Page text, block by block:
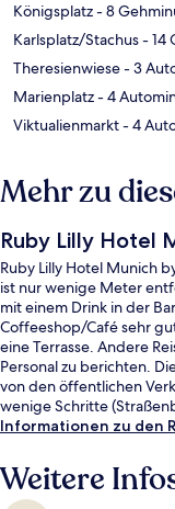
Königsplatz- 8
Karlsplatz/Stachus- 14
Theresienwiese- 3
Marienplatz- 4
Viktualienmarkt- 4
Mehr zu
Ruby Lilly Hotel
Ruby Lilly Hotel Munich
ist nur wenige Meter
mit einem Drink in der
Coffeeshop/Café sehr
eine Terrasse. Andere
Personal zu berichten.
von den öffentlichen
wenige Schritte
Bahnhof Stiglmaierplatz).
Informationen zu den
Weitere